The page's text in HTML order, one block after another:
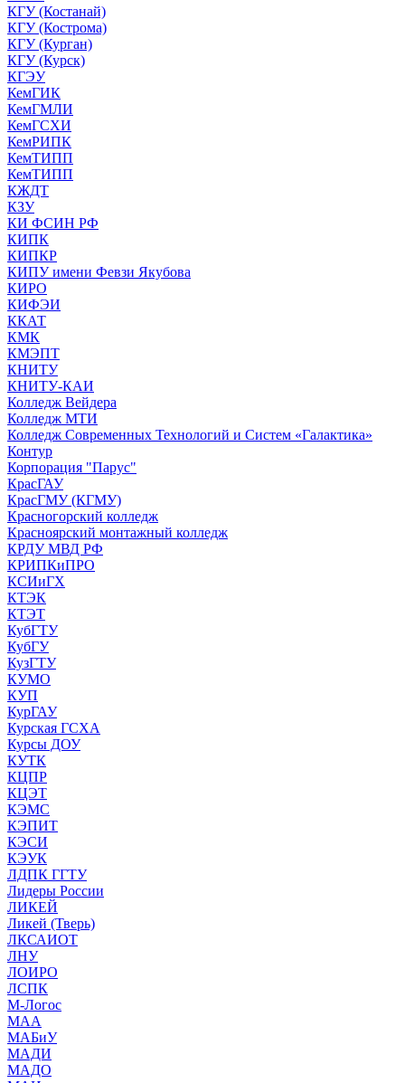
КГУ (Костанай)
КГУ (Кострома)
КГУ (Курган)
КГУ (Курск)
КГЭУ
КемГИК
КемГМЛИ
КемГСХИ
КемРИПК
КемТИПП
КемТИПП
КЖДТ
КЗУ
КИ ФСИН РФ
КИПК
КИПКР
КИПУ имени Февзи Якубова
КИРО
КИФЭИ
ККАТ
КМК
КМЭПТ
КНИТУ
КНИТУ-КАИ
Колледж Вейдера
Колледж МТИ
Колледж Современных Технологий и Систем «Галактика»
Контур
Корпорация "Парус"
КрасГАУ
КрасГМУ (КГМУ)
Красногорский колледж
Красноярский монтажный колледж
КРДУ МВД РФ
КРИПКиПРО
КСИиГХ
КТЭК
КТЭТ
КубГТУ
КубГУ
КузГТУ
КУМО
КУП
КурГАУ
Курская ГСХА
Курсы ДОУ
КУТК
КЦПР
КЦЭТ
КЭМС
КЭПИТ
КЭСИ
КЭУК
ЛДПК ГГТУ
Лидеры России
ЛИКЕЙ
Ликей (Тверь)
ЛКСАИОТ
ЛНУ
ЛОИРО
ЛСПК
М-Логос
МАА
МАБиУ
МАДИ
МАДО